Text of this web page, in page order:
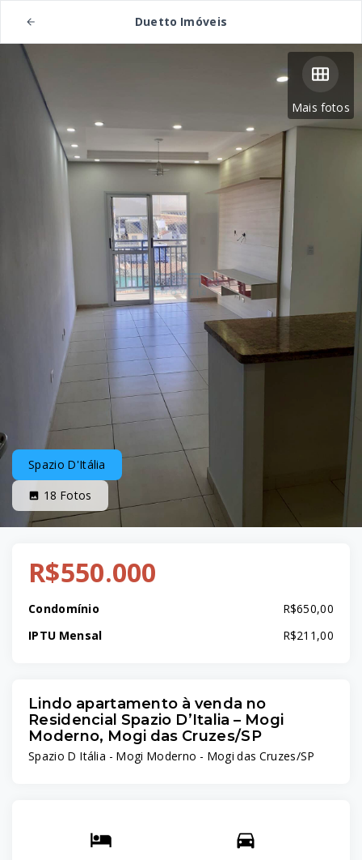
Duetto Imóveis
Mais fotos
Spazio D'Itália
18 Fotos
R$550.000
Condomínio
R$650,00
IPTU Mensal
R$211,00
Lindo apartamento à venda no
Residencial Spazio D’Italia – Mogi
Moderno, Mogi das Cruzes/SP
Spazio D Itália - Mogi Moderno - Mogi das Cruzes/SP